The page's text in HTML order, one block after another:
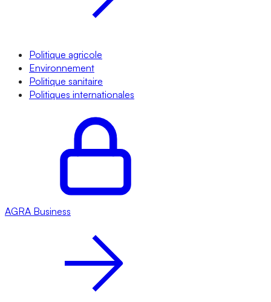
Politique agricole
Environnement
Politique sanitaire
Politiques internationales
AGRA Business